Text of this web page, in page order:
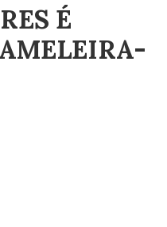
É